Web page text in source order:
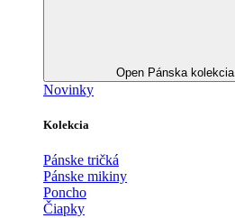
Open Pánska kolekcia
Novinky
Kolekcia
Pánske tričká
Pánske mikiny
Poncho
Čiapky